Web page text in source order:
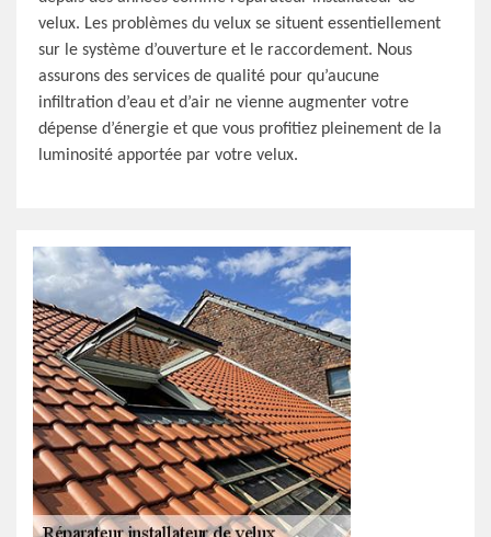
velux. Les problèmes du velux se situent essentiellement
sur le système d’ouverture et le raccordement. Nous
assurons des services de qualité pour qu’aucune
infiltration d’eau et d’air ne vienne augmenter votre
dépense d’énergie et que vous profitiez pleinement de la
luminosité apportée par votre velux.